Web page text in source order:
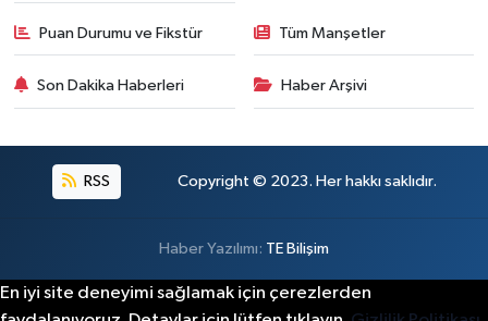
Puan Durumu ve Fikstür Tüm Manşetler
Son Dakika Haberleri Haber Arşivi
RSS Copyright © 2023. Her hakkı saklıdır.
Haber Yazılımı: TE Bilişim
En iyi site deneyimi sağlamak için çerezlerden